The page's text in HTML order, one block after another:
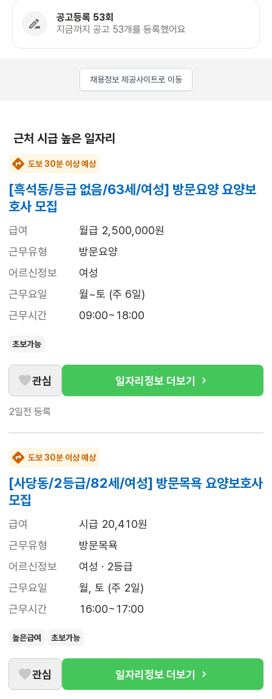
공고등록 53회
지금까지 공고 53개를 등록했어요
채용정보 제공사이트로 이동
근처 시급 높은 일자리
도보 30분 이상 예상
[흑석동/등급 없음/63세/여성] 방문요양 요양보
호사 모집
급여
월급 2,500,000원
근무유형
방문요양
어르신정보
여성
근무요일
월~토 (주 6일)
근무시간
09:00~18:00
초보가능
관심 일자리정보 더보기
2일전 등록
도보 30분 이상 예상
[사당동/2등급/82세/여성] 방문목욕 요양보호사
모집
급여
시급 20,410원
근무유형
방문목욕
어르신정보
여성 · 2등급
근무요일
월, 토 (주 2일)
근무시간
16:00~17:00
높은급여 초보가능
관심 일자리정보 더보기